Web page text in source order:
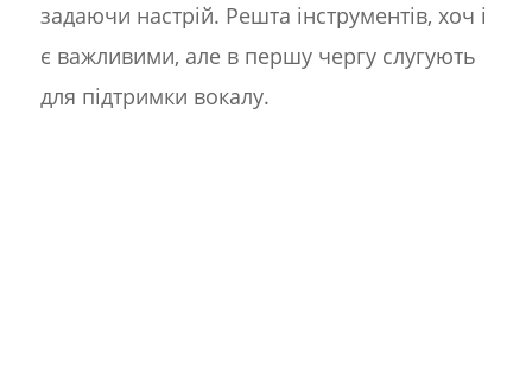
задаючи настрій. Решта інструментів, хоч і
є важливими, але в першу чергу слугують
для підтримки вокалу.